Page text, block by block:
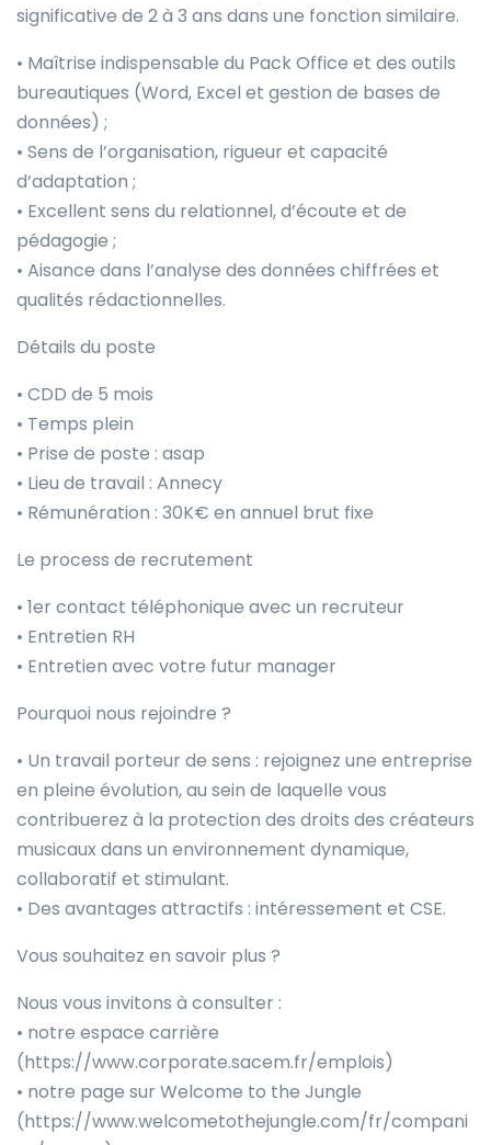
significative de 2 à 3 ans dans une fonction similaire.
• Maîtrise indispensable du Pack Office et des outils
bureautiques (Word, Excel et gestion de bases de
données) ;
• Sens de l’organisation, rigueur et capacité
d’adaptation ;
• Excellent sens du relationnel, d’écoute et de
pédagogie ;
• Aisance dans l’analyse des données chiffrées et
qualités rédactionnelles.
Détails du poste
• CDD de 5 mois
• Temps plein
• Prise de poste : asap
• Lieu de travail : Annecy
• Rémunération : 30K€ en annuel brut fixe
Le process de recrutement
• 1er contact téléphonique avec un recruteur
• Entretien RH
• Entretien avec votre futur manager
Pourquoi nous rejoindre ?
• Un travail porteur de sens : rejoignez une entreprise
en pleine évolution, au sein de laquelle vous
contribuerez à la protection des droits des créateurs
musicaux dans un environnement dynamique,
collaboratif et stimulant.
• Des avantages attractifs : intéressement et CSE.
Vous souhaitez en savoir plus ?
Nous vous invitons à consulter :
• notre espace carrière
(https://www.corporate.sacem.fr/emplois)
• notre page sur Welcome to the Jungle
(https://www.welcometothejungle.com/fr/compani